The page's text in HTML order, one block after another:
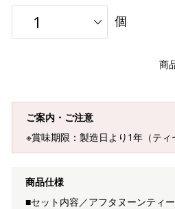
個
商
ご案内・ご注意
※賞味期限：製造日より1年（ティ
商品仕様
■セット内容／アフタヌーンティ